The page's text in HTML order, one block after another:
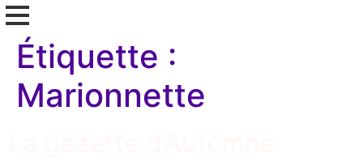
Étiquette :
Marionnette